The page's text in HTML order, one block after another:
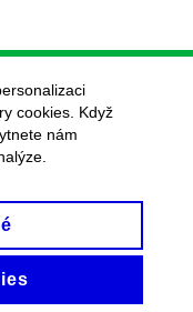
cookies. Když
nám